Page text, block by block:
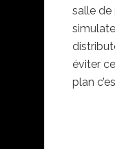
salle de
éviter
plan